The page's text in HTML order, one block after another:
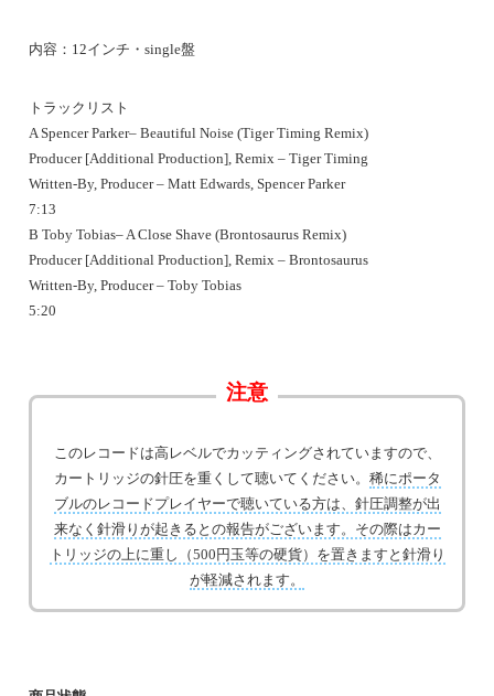
内容：12インチ・single盤
トラックリスト
A Spencer Parker– Beautiful Noise (Tiger Timing Remix)
Producer [Additional Production], Remix – Tiger Timing
Written-By, Producer – Matt Edwards, Spencer Parker
7:13
B Toby Tobias– A Close Shave (Brontosaurus Remix)
Producer [Additional Production], Remix – Brontosaurus
Written-By, Producer – Toby Tobias
5:20
注意
このレコードは高レベルでカッティングされていますので、
カートリッジの針圧を重くして聴いてください。 稀にポータ
ブルのレコードプレイヤーで聴いている方は、針圧調整が出
来なく針滑りが起きるとの報告がございます。その際はカー
トリッジの上に重し（500円玉等の硬貨）を置きますと針滑り
が軽減されます。